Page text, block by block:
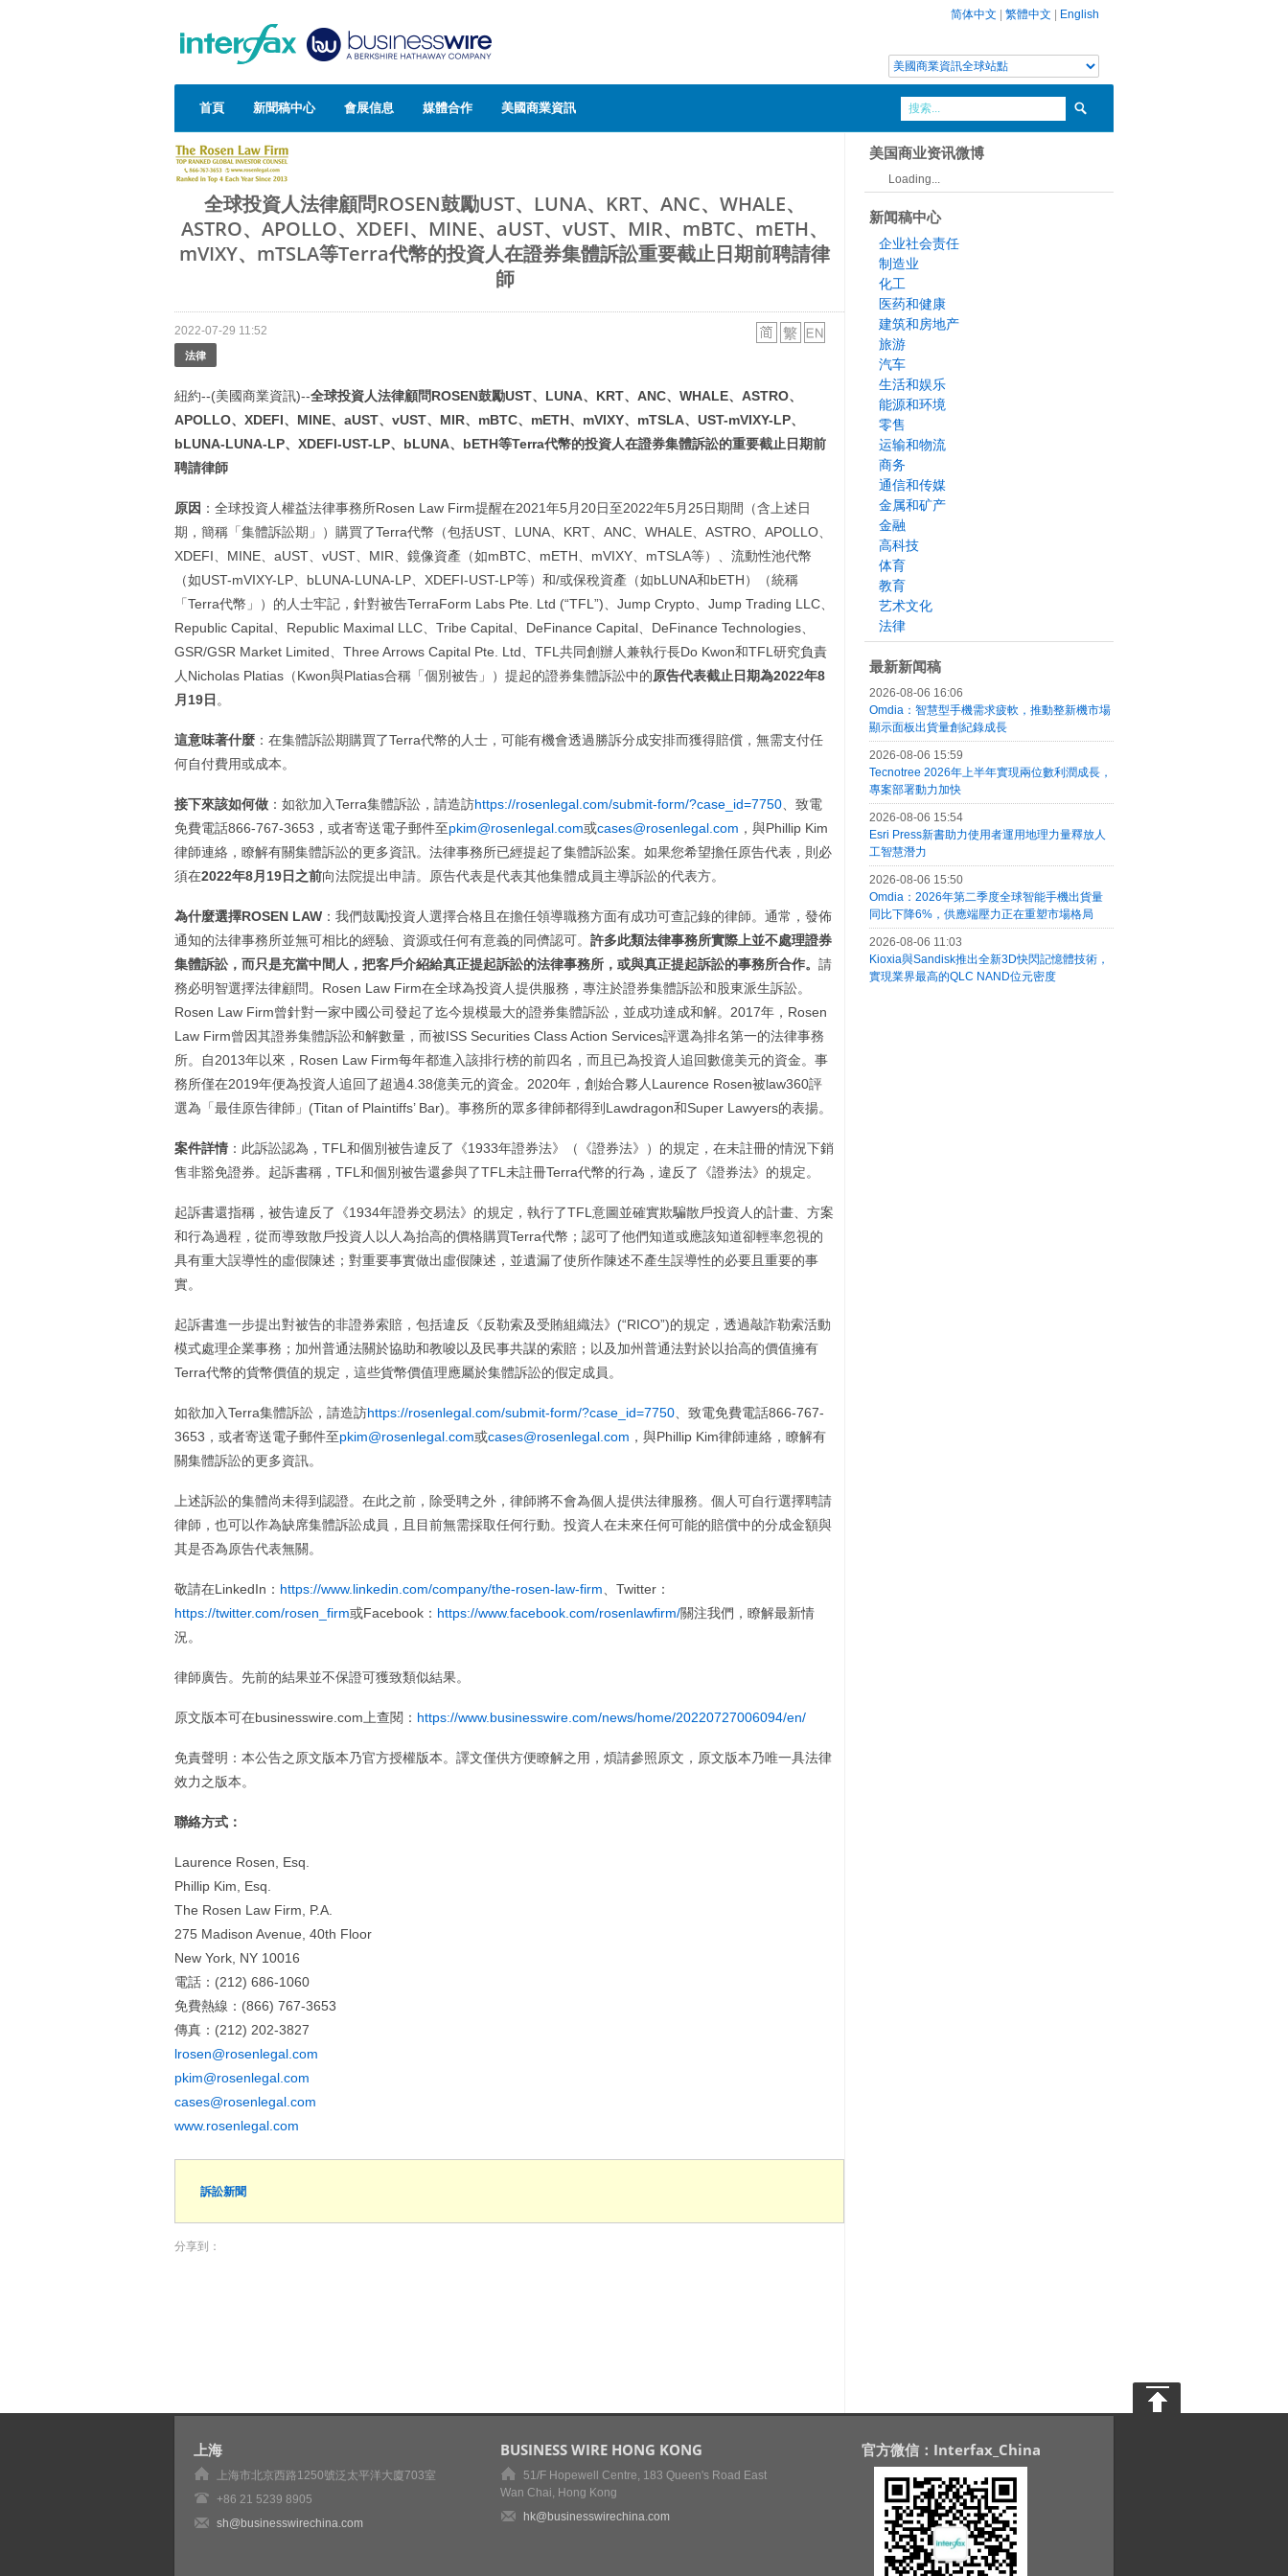
简体中文 繁體中文 English
首頁 新聞稿中心 會展信息 媒體合作 美國商業資訊
全球投資人法律顧問ROSEN鼓勵UST、LUNA、KRT、ANC、WHALE、
ASTRO、APOLLO、XDEFI、MINE、aUST、vUST、MIR、mBTC、mETH、
mVIXY、mTSLA等Terra代幣的投資人在證券集體訴訟重要截止日期前聘請律
師
2022-07-29 11:52
法律
紐約--(美國商業資訊)--全球投資人法律顧問ROSEN鼓勵UST、 LUNA、 KRT、 ANC、 WHALE、 ASTRO、
APOLLO、 XDEFI、 MINE、 aUST、 vUST、 MIR、 mBTC、 mETH、 mVIXY、 mTSLA、 UST-mVIXY-LP、
bLUNA-LUNA-LP、 XDEFI-UST-LP、 bLUNA、 bETH等Terra代幣的投資人在證券集體訴訟的重要截止日期前
聘請律師
原因 ：全球投資人權益法律事務所Rosen Law Firm提醒在2021年5月20日至2022年5月25日期間（含上述日
期，簡稱「集體訴訟期」）購買了Terra代幣（包括UST、LUNA、KRT、ANC、WHALE、ASTRO、APOLLO、
XDEFI、MINE、aUST、vUST、MIR、鏡像資產（如mBTC、mETH、mVIXY、mTSLA等）、流動性池代幣
（如UST-mVIXY-LP、bLUNA-LUNA-LP、XDEFI-UST-LP等）和/或保稅資產（如bLUNA和bETH）（統稱
「Terra代幣」）的人士牢記，針對被告TerraForm Labs Pte. Ltd (“TFL”)、Jump Crypto、Jump Trading LLC、
Republic Capital、Republic Maximal LLC、Tribe Capital、DeFinance Capital、DeFinance Technologies、
GSR/GSR Market Limited、Three Arrows Capital Pte. Ltd、TFL共同創辦人兼執行長Do Kwon和TFL研究負責
人Nicholas Platias（Kwon與Platias合稱「個別被告」）提起的證券集體訴訟中的原告代表截止日期為2022年8
月 19日 。
這意味著什麼 ：在集體訴訟期購買了Terra代幣的人士，可能有機會透過勝訴分成安排而獲得賠償，無需支付任
何自付費用或成本。
接下來該如何做 ：如欲加入Terra集體訴訟，請造訪https://rosenlegal.com/submit-form/?case_id=7750 、致電
免費電話866-767-3653，或者寄送電子郵件至pkim@rosenlegal.com或cases@rosenlegal.com ，與Phillip Kim
律師連絡，瞭解有關集體訴訟的更多資訊。法律事務所已經提起了集體訴訟案。如果您希望擔任原告代表，則必
須在2022年8月 19日之前向法院提出申請。原告代表是代表其他集體成員主導訴訟的代表方。
為什麼選擇ROSEN LAW ：我們鼓勵投資人選擇合格且在擔任領導職務方面有成功可查記錄的律師。通常，發佈
通知的法律事務所並無可相比的經驗、資源或任何有意義的同儕認可。 許多此類法律事務所實際上並不處理證券
集體訴訟，而只是充當中間人，把客戶介紹給真正提起訴訟的法律事務所，或與真正提起訴訟的事務所合作。 請
務必明智選擇法律顧問。Rosen Law Firm在全球為投資人提供服務，專注於證券集體訴訟和股東派生訴訟。
Rosen Law Firm曾針對一家中國公司發起了迄今規模最大的證券集體訴訟，並成功達成和解。2017年，Rosen
Law Firm曾因其證券集體訴訟和解數量，而被ISS Securities Class Action Services評選為排名第一的法律事務
所。自2013年以來，Rosen Law Firm每年都進入該排行榜的前四名，而且已為投資人追回數億美元的資金。事
務所僅在2019年便為投資人追回了超過4.38億美元的資金。2020年，創始合夥人Laurence Rosen被law360評
選為「最佳原告律師」(Titan of Plaintiffs’ Bar)。事務所的眾多律師都得到Lawdragon和Super Lawyers的表揚。
案件詳情 ：此訴訟認為，TFL和個別被告違反了《1933年證券法》（《證券法》）的規定，在未註冊的情況下銷
售非豁免證券。起訴書稱，TFL和個別被告還參與了TFL未註冊Terra代幣的行為，違反了《證券法》的規定。
起訴書還指稱，被告違反了《1934年證券交易法》的規定，執行了TFL意圖並確實欺騙散戶投資人的計畫、方案
和行為過程，從而導致散戶投資人以人為抬高的價格購買Terra代幣；認可了他們知道或應該知道卻輕率忽視的
具有重大誤導性的虛假陳述；對重要事實做出虛假陳述，並遺漏了使所作陳述不產生誤導性的必要且重要的事
實。
起訴書進一步提出對被告的非證券索賠，包括違反《反勒索及受賄組織法》(“RICO”)的規定，透過敲詐勒索活動
模式處理企業事務；加州普通法關於協助和教唆以及民事共謀的索賠；以及加州普通法對於以抬高的價值擁有
Terra代幣的貨幣價值的規定，這些貨幣價值理應屬於集體訴訟的假定成員。
如欲加入Terra集體訴訟，請造訪https://rosenlegal.com/submit-form/?case_id=7750 、致電免費電話866-767-
3653，或者寄送電子郵件至pkim@rosenlegal.com或cases@rosenlegal.com ，與Phillip Kim律師連絡，瞭解有
關集體訴訟的更多資訊。
上述訴訟的集體尚未得到認證。在此之前，除受聘之外，律師將不會為個人提供法律服務。個人可自行選擇聘請
律師，也可以作為缺席集體訴訟成員，且目前無需採取任何行動。投資人在未來任何可能的賠償中的分成金額與
其是否為原告代表無關。
敬請在LinkedIn： https://www.linkedin.com/company/the-rosen-law-firm 、Twitter：
https://twitter.com/rosen_firm或Facebook： https://www.facebook.com/rosenlawfirm/關注我們，瞭解最新情
況。
律師廣告。先前的結果並不保證可獲致類似結果。
原文版本可在businesswire.com上查閱： https://www.businesswire.com/news/home/20220727006094/en/
免責聲明：本公告之原文版本乃官方授權版本。譯文僅供方便瞭解之用，煩請參照原文，原文版本乃唯一具法律
效力之版本。
聯絡方式：
Laurence Rosen, Esq.
Phillip Kim, Esq.
The Rosen Law Firm, P.A.
275 Madison Avenue, 40th Floor
New York, NY 10016
電話：(212) 686-1060
免費熱線：(866) 767-3653
傳真：(212) 202-3827
lrosen@rosenlegal.com
pkim@rosenlegal.com
cases@rosenlegal.com
www.rosenlegal.com
訴訟新聞
分享到：
美国商业资讯微博
Loading...
新闻稿中心
企业社会责任
制造业
化工
医药和健康
建筑和房地产
旅游
汽车
生活和娱乐
能源和环境
零售
运输和物流
商务
通信和传媒
金属和矿产
金融
高科技
体育
教育
艺术文化
法律
最新新闻稿
2026-08-06 16:06
Omdia：智慧型手機需求疲軟，推動整新機市場
顯示面板出貨量創紀錄成長
2026-08-06 15:59
Tecnotree 2026年上半年實現兩位數利潤成長，
專案部署動力加快
2026-08-06 15:54
Esri Press新書助力使用者運用地理力量釋放人
工智慧潛力
2026-08-06 15:50
Omdia：2026年第二季度全球智能手機出貨量
同比下降6%，供應端壓力正在重塑市場格局
2026-08-06 11:03
Kioxia與Sandisk推出全新3D快閃記憶體技術，
實現業界最高的QLC NAND位元密度
上海
上海市北京西路1250號泛太平洋大廈703室
+86 21 5239 8905
sh@businesswirechina.com
BUSINESS WIRE HONG KONG
51/F Hopewell Centre, 183 Queen's Road East
Wan Chai, Hong Kong
hk@businesswirechina.com
官方微信：Interfax_China